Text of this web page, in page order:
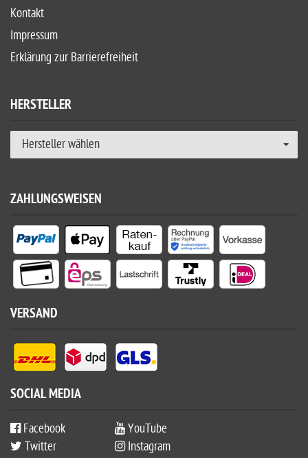
Kontakt
Impressum
Erklärung zur Barrierefreiheit
HERSTELLER
Hersteller wählen
ZAHLUNGSWEISEN
VERSAND
SOCIAL MEDIA
Facebook
YouTube
Twitter
Instagram